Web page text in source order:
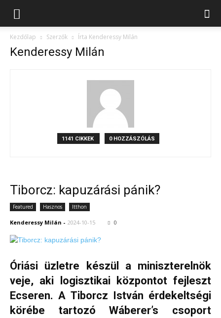
Kezdőlap Szerzők Írta Kenderessy Milán
Kenderessy Milán
1141 CIKKEK 0 HOZZÁSZÓLÁS
Tiborcz: kapuzárási pánik?
Featured Hasznos Itthon
Kenderessy Milán - 2024-10-15 0
Óriási üzletre készül a miniszterelnök
veje, aki logisztikai központot fejleszt
Ecseren. A Tiborcz István érdekeltségi
körébe tartozó Wáberer’s csoport